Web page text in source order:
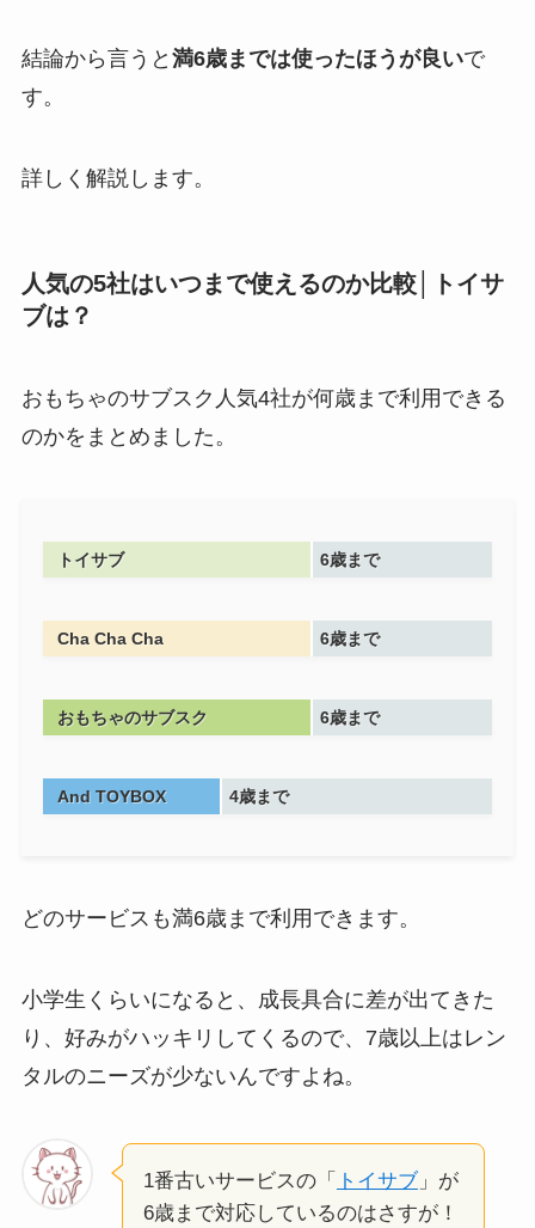
結論から言うと 満6歳までは使ったほうが良いで
す。
詳しく解説します。
人気の5社はいつまで使えるのか比較│トイサ
ブは？
おもちゃのサブスク人気4社が何歳まで利用できる
のかをまとめました。
トイサブ 6歳まで
Cha Cha Cha 6歳まで
おもちゃのサブスク 6歳まで
And TOYBOX 4歳まで
どのサービスも満6歳まで利用できます。
小学生くらいになると、成長具合に差が出てきた
り、好みがハッキリしてくるので、7歳以上はレン
タルのニーズが少ないんですよね。
1番古いサービスの「 トイサブ」が
6歳まで対応しているのはさすが！